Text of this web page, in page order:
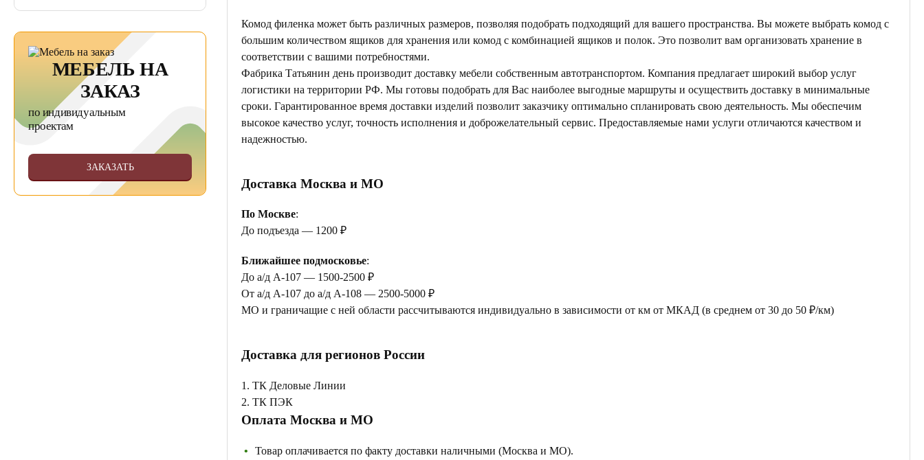
МЕБЕЛЬ НА
ЗАКАЗ
по индивидуальным
проектам
ЗАКАЗАТЬ
Комод филенка может быть различных размеров, позволяя подобрать подходящий для вашего пространства. Вы можете выбрать комод с
большим количеством ящиков для хранения или комод с комбинацией ящиков и полок. Это позволит вам организовать хранение в
соответствии с вашими потребностями.
Фабрика Татьянин день производит доставку мебели собственным автотранспортом. Компания предлагает широкий выбор услуг
логистики на территории РФ. Мы готовы подобрать для Вас наиболее выгодные маршруты и осуществить доставку в минимальные
сроки. Гарантированное время доставки изделий позволит заказчику оптимально спланировать свою деятельность. Мы обеспечим
высокое качество услуг, точность исполнения и доброжелательный сервис. Предоставляемые нами услуги отличаются качеством и
надежностью.
Доставка Москва и МО
По Москве:
До подъезда — 1200 ₽
Ближайшее подмосковье:
До а/д А-107 — 1500-2500 ₽
От а/д А-107 до а/д А-108 — 2500-5000 ₽
МО и граничащие с ней области рассчитываются индивидуально в зависимости от км от МКАД (в среднем от 30 до 50 ₽/км)
Доставка для регионов России
1. ТК Деловые Линии
2. ТК ПЭК
Оплата Москва и МО
Товар оплачивается по факту доставки наличными (Москва и МО).